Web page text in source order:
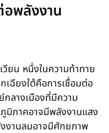
อพลังงาน
ยน หนึ่งในความท้าทาย
ฉียงใต้คือการเชื่อมต่อ
ลางเมืองที่มีความ
มิภาคอาจมีพลังงานแสง
งานลมอาจมีศักยภาพ